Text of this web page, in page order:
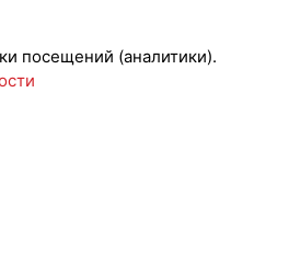
посещений (аналитики).